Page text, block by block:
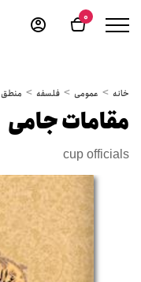
0
خانه عمومی فلسفه منطق
مقامات جامی
cup officials